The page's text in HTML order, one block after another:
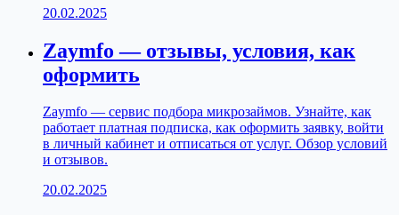
20.02.2025
Zaymfo — отзывы, условия, как
оформить
Zaymfo — сервис подбора микрозаймов. Узнайте, как
работает платная подписка, как оформить заявку, войти
в личный кабинет и отписаться от услуг. Обзор условий
и отзывов.
20.02.2025